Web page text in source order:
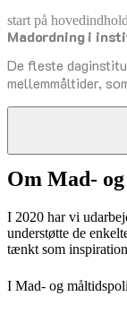
start på hovedindhold
Madordning i
De fleste
mellemmåltider,
senest opdateret 2.
Om Mad-
I 2020 har vi
understøtte de
tænkt som
I Mad- og